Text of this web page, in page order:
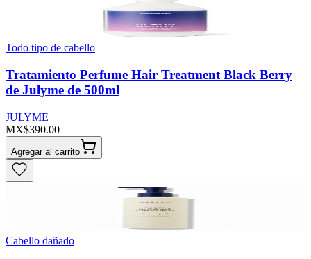
Todo tipo de cabello
Tratamiento Perfume Hair Treatment Black Berry
de Julyme de 500ml
JULYME
MX$390.00
Agregar al carrito
Cabello dañado